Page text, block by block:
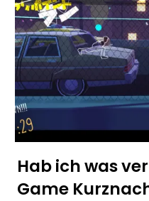
Hab ich was
Game